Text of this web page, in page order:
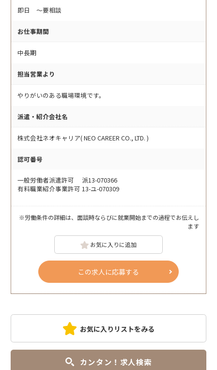
即日 〜要相談
お仕事期間
中長期
担当営業より
やりがいのある職場環境です。
派遣・紹介会社名
株式会社ネオキャリア( NEO CAREER CO., LTD. )
認可番号
一般労働者派遣許可 派13-070366
有料職業紹介事業許可 13-ユ-070309
※労働条件の詳細は、面談時ならびに就業開始までの過程でお伝えし
ます
お気に入りに追加
この求人に応募する
お気に入りリストをみる
カンタン！求人検索